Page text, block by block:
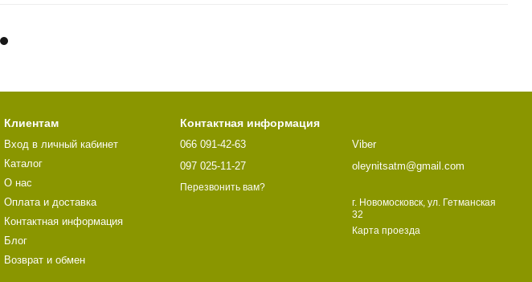
Клиентам
Вход в личный кабинет
Каталог
О нас
Оплата и доставка
Контактная информация
Блог
Возврат и обмен
Контактная информация
066 091-42-63
097 025-11-27
Перезвонить вам?
Viber
oleynitsatm@gmail.com
г. Новомосковск, ул. Гетманская
32
Карта проезда